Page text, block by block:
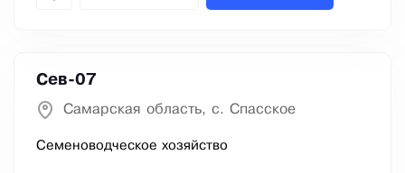
Сев-07
Самарская область, с. Спасское
Семеноводческое хозяйство